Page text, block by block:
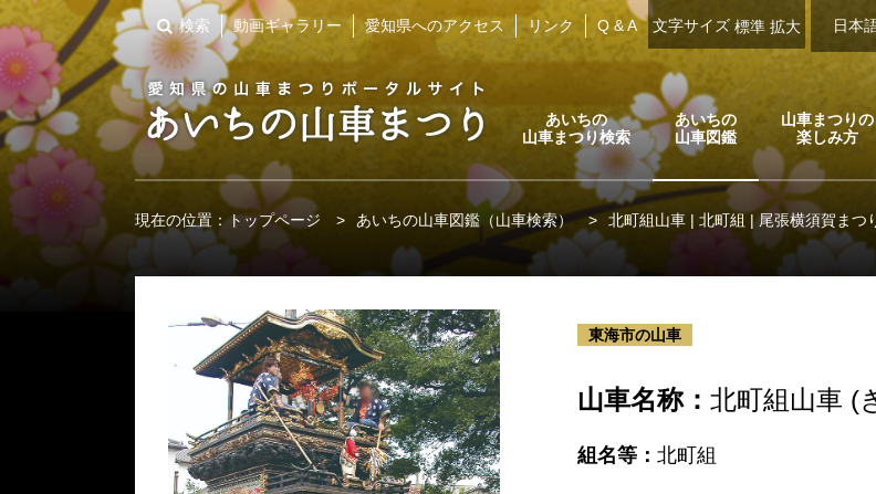
検索 動画ギャラリー 愛知県へのアクセス リンク Q & A 文字サイズ 標準 拡大 日本
あいちの
山車まつり検索
あいちの
山車図鑑
山車まつりの
楽しみ方
現在の位置：トップページ > あいちの山車図鑑（山車検索） > 北町組山車 | 北町組 | 尾張横須賀まつ
東海市の山車
山車名称： 北町組山車 (
組名等： 北町組